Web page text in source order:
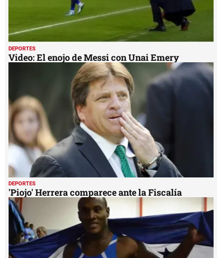
DEPORTES
Video: El enojo de Messi con Unai Emery
DEPORTES
'Piojo' Herrera comparece ante la Fiscalía